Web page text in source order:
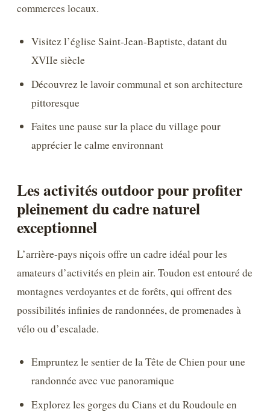
commerces locaux.
Visitez l’église Saint-Jean-Baptiste, datant du
XVIIe siècle
Découvrez le lavoir communal et son architecture
pittoresque
Faites une pause sur la place du village pour
apprécier le calme environnant
Les activités outdoor pour profiter
pleinement du cadre naturel
exceptionnel
L’arrière-pays niçois offre un cadre idéal pour les
amateurs d’activités en plein air. Toudon est entouré de
montagnes verdoyantes et de forêts, qui offrent des
possibilités infinies de randonnées, de promenades à
vélo ou d’escalade.
Empruntez le sentier de la Tête de Chien pour une
randonnée avec vue panoramique
Explorez les gorges du Cians et du Roudoule en